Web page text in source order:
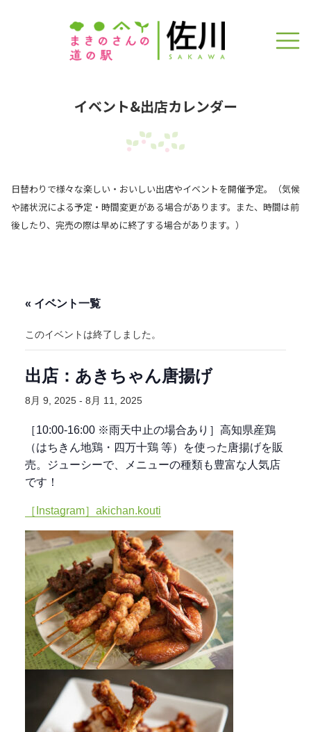
イベント&出店カレンダー
日替わりで様々な楽しい・おいしい出店やイベントを開催予定。（気候
や諸状況による予定・時間変更がある場合があります。また、時間は前
後したり、完売の際は早めに終了する場合があります。）
« イベント一覧
このイベントは終了しました。
出店：あきちゃん唐揚げ
8月 9, 2025 - 8月 11, 2025
［10:00-16:00 ※雨天中止の場合あり］高知県産鶏
（はちきん地鶏・四万十鶏 等）を使った唐揚げを販
売。ジューシーで、メニューの種類も豊富な人気店
です！
［Instagram］akichan.kouti